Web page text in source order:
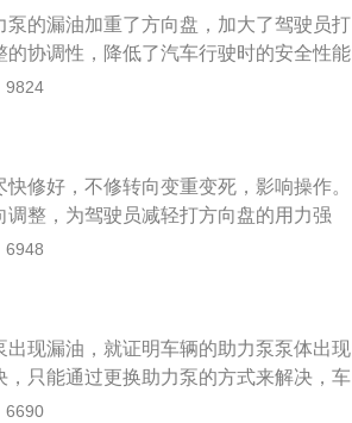
过滤装置；3、汽车若较长时间停驶，
少应空载运转10分钟时间，待助力油及
操纵汽车转向时留意观察助力转向系统
路有无渗漏现象，以便及时发现并排除
为三类。第一类是机械液压助力转向助
三类是电动助力转向系统。车辆跑四万
来源于车辆保养手册，具体可查阅相关
失灵。同时，每次保养车辆，都要检查
的漏油加重了方向盘，加大了驾驶员打
协调性，降低了汽车行驶时的安全性能
则必须更换助力泵。如果只是油管接口
转向泵故障造成的。
9824
修好，不修转向变重变死，影响操作。
整，为驾驶员减轻打方向盘的用力强
性上也有一定的作用。助力泵漏油会影
，其中，转向助力泵作为汽车转向的动
车助力泵是一个直径较大的真空腔体，内
； 3、将腔体隔成两部份，一部份与大
气管相连。
6948
现漏油，就证明车辆的助力泵泵体出现
只能通过更换助力泵的方式来解决，车
介绍如下：1、车辆行驶4万管理或者是
6690